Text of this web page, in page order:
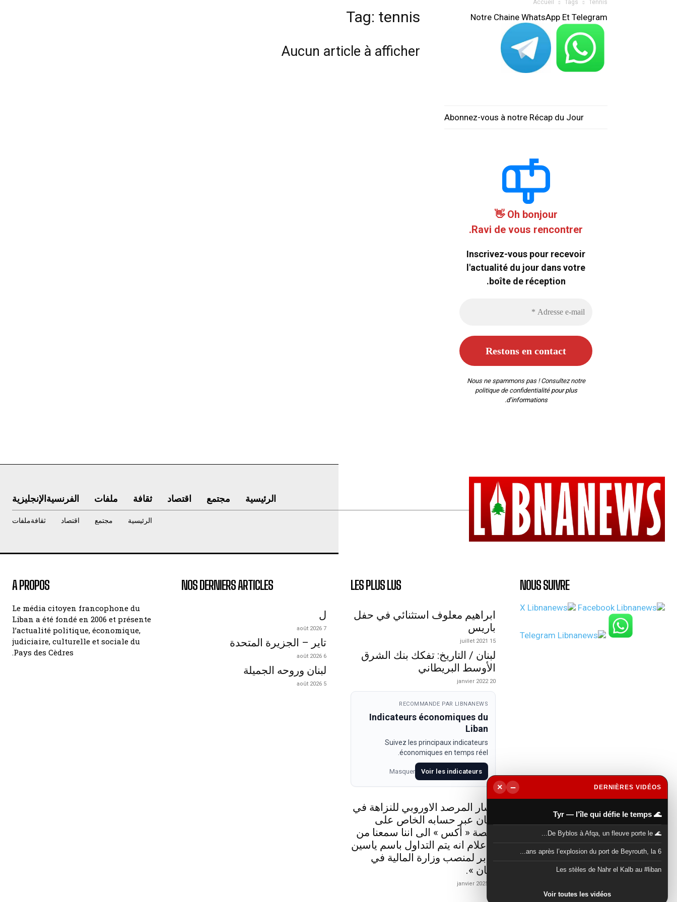
Accueil Tags Tennis
Tag: tennis
Aucun article à afficher
Notre Chaine WhatsApp Et Telegram
Abonnez-vous à notre Récap du Jour
Oh bonjour 👋
Ravi de vous rencontrer.
Inscrivez-vous pour recevoir
l'actualité du jour dans votre
boîte de réception.
Nous ne spammons pas ! Consultez notre
politique de confidentialitépour plus
d’informations.
الرئيسية مجتمع اقتصاد ثقافة ملفات الفرنسيةالإنجليزية
الرئيسية مجتمع اقتصاد ثقافةملفات
A PROPOS
Le média citoyen francophone du
Liban a été fondé en 2006 et présente
l’actualité politique, économique,
judiciaire, culturelle et sociale du
Pays des Cèdres.
NOS DERNIERS ARTICLES
ل
7 août 2026
تاير – الجزيرة المتحدة
6 août 2026
لبنان وروحه الجميلة
5 août 2026
LES PLUS LUS
ابراهيم معلوف استثنائي في حفل
باريس
15 juillet 2021
لبنان / التاريخ: تفكك بنك الشرق
الأوسط البريطاني
20 janvier 2022
RECOMMANDE PAR LIBNANEWS
Indicateurs économiques du
Liban
Suivez les principaux indicateurs
économiques en temps réel.
Voir les indicateurs
Masquer
أشار المرصد الاوروبي للنزاهة في
لبنان عبر حسابه الخاص على
منصة « أكس » الى اننا سمعنا من
الاعلام انه يتم التداول باسم ياسين
جابر لمنصب وزارة المالية في
لبنان ».
NOUS SUIVRE
DERNIÈRES VIDÉOS
−
×
🌊 Tyr — l’île qui défie le temps
🌊 De Byblos à Afqa, un fleuve porte le...
6 ans après l’explosion du port de Beyrouth, la...
Les stèles de Nahr el Kalb au #liban
Voir toutes les vidéos